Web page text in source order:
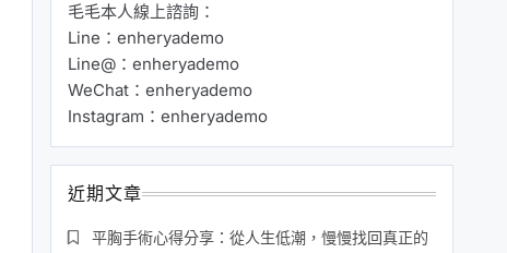
毛毛本人線上諮詢：
Line：enheryademo
Line@：enheryademo
WeChat：enheryademo
Instagram：enheryademo
近期文章
平胸手術心得分享：從人生低潮，慢慢找回真正的